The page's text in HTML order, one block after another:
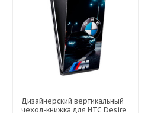
Дизайнерский вертикальный
чехол-книжка для HTC Desire